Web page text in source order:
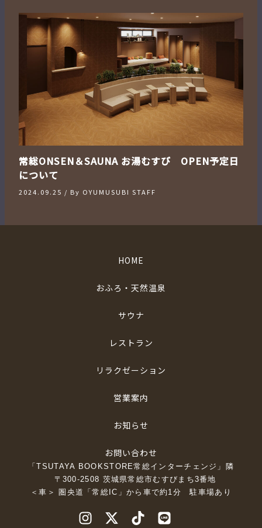
常総ONSEN＆SAUNA お湯むすび OPEN予定日
について
2024.09.25 / By OYUMUSUBI STAFF
HOME
おふろ・天然温泉
サウナ
レストラン
リラクゼーション
営業案内
お知らせ
お問い合わせ
「TSUTAYA BOOKSTORE常総インターチェンジ」隣
〒300-2508 茨城県常総市むすびまち3番地
＜車＞ 圏央道「常総IC」から車で約1分 駐車場あり